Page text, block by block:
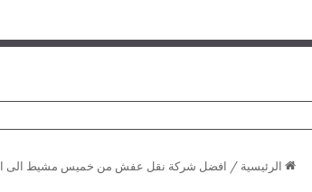
الرئيسية / افضل شركة نقل عفش من خميس مشيط الى